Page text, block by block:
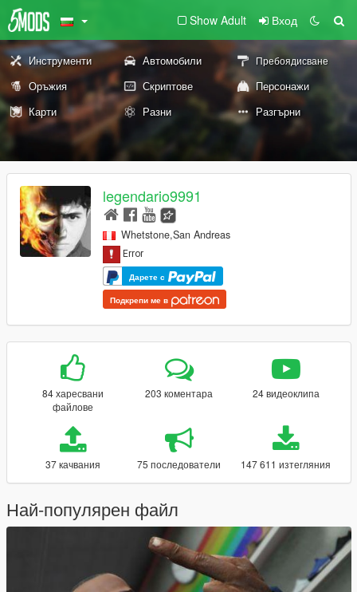
Show Adult Вход
Инструменти Автомобили Пребоядисване
Оръжия Скриптове
Персонажи
Карти
Разни Разгърни
legendario9991
Whetstone,San Andreas
Дарете с
Подкрепи ме в
84 харесвани
файлове
203 коментара 24 видеоклипа
37 качвания 75 последователи 147 611 изтегляния
Най-популярен файл